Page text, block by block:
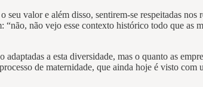
valor e além disso, sentirem-se respeitadas
não vejo esse contexto histórico todo que as
a esta diversidade, mas o quanto as
de maternidade, que ainda hoje é visto